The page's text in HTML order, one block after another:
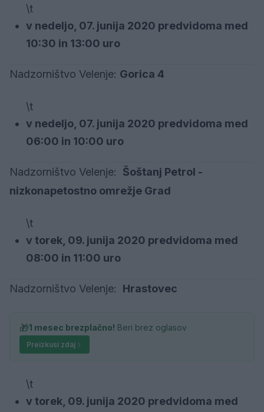
\t
v nedeljo, 07. junija 2020 predvidoma med
10:30 in 13:00 uro
Nadzorništvo Velenje: Gorica 4
\t
v nedeljo, 07. junija 2020 predvidoma med
06:00 in 10:00 uro
Nadzorništvo Velenje: Šoštanj Petrol -
nizkonapetostno omrežje Grad
\t
v torek, 09. junija 2020 predvidoma med
08:00 in 11:00 uro
Nadzorništvo Velenje: Hrastovec
🎁1 mesec brezplačno! Beri brez oglasov
Preizkusi zdaj
\t
v torek, 09. junija 2020 predvidoma med